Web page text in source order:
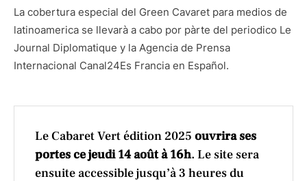
La cobertura especial del Green Cavaret para medios de
latinoamerica se llevarà a cabo por pàrte del periodico Le
Journal Diplomatique y la Agencia de Prensa
Internacional Canal24Es Francia en Español.
Le Cabaret Vert édition 2025 ouvrira ses
portes ce jeudi 14 août à 16h. Le site sera
ensuite accessible jusqu’à 3 heures du